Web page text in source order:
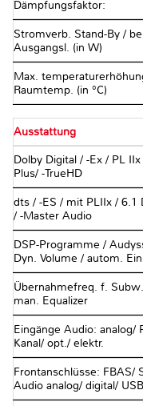
Dämpfungsfaktor:
Stromverb. Stand-By / bei 5 x 1 Watt
Ausgangsl. (in W)
Max.
Raumtemp. (in °C)
Ausstattung
Dolby Digital / -Ex / PL
Plus/ -TrueHD
dts / -ES / mit PLIIx / 6.1
/ -Master Audio
DSP-Programme /
Dyn. Volume / autom.
Übernahmefreq. f.
man. Equalizer
Eingänge Audio: analog/
Kanal/ opt./ elektr.
Frontanschlüsse: FBAS/
Audio analog/ digital/ USB